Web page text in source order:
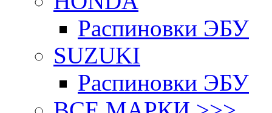
Распиновки ЭБУ
SUZUKI
Распиновки ЭБУ